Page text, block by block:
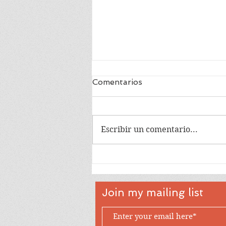
Comentarios
Escribir un comentario...
Join my mailing list